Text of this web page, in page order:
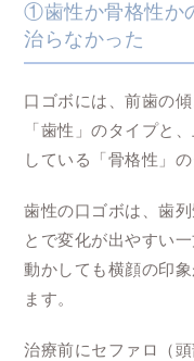
①歯性か骨格性か
治らなかった
口ゴボには、前歯の
「歯性」のタイプと
している「骨格性」
歯性の口ゴボは、歯
とで変化が出やすい
動かしても横顔の印
ます。
治療前にセファロ（